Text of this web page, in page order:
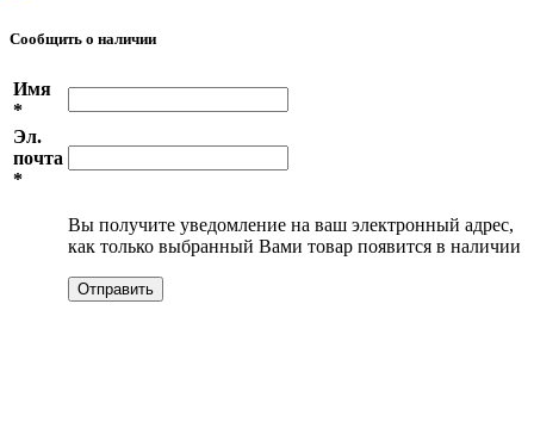
Сообщить о наличии
Имя
*
Эл.
почта
*
Вы получите уведомление на ваш электронный адрес,
как только выбранный Вами товар появится в наличии